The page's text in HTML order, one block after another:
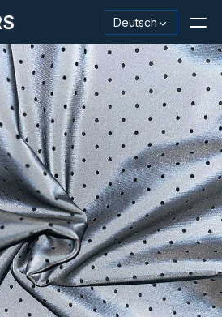
Deutsch
/ Klebeband
Stoff
Material